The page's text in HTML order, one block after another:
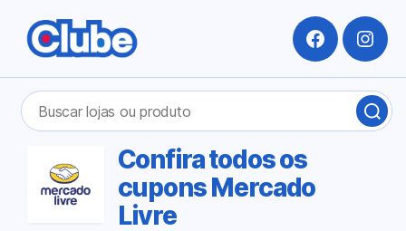
Pesquisar
por:
Facebook
Confira todos os
cupons Mercado
Livre